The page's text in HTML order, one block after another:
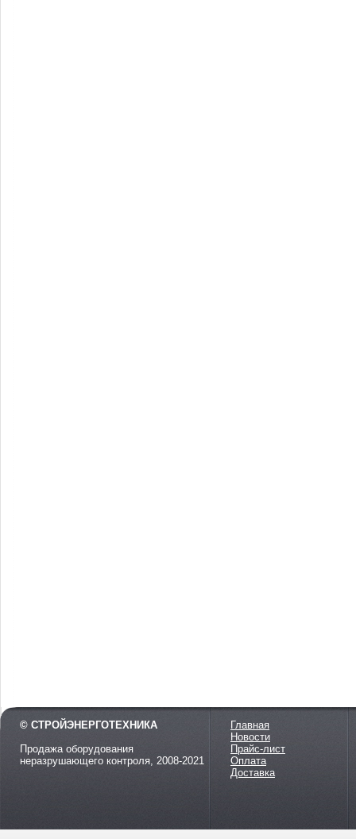
© СТРОЙЭНЕРГОТЕХНИКА
Продажа оборудования
неразрушающего контроля, 2008-2021
Главная
Новости
Прайс-лист
Оплата
Доставка